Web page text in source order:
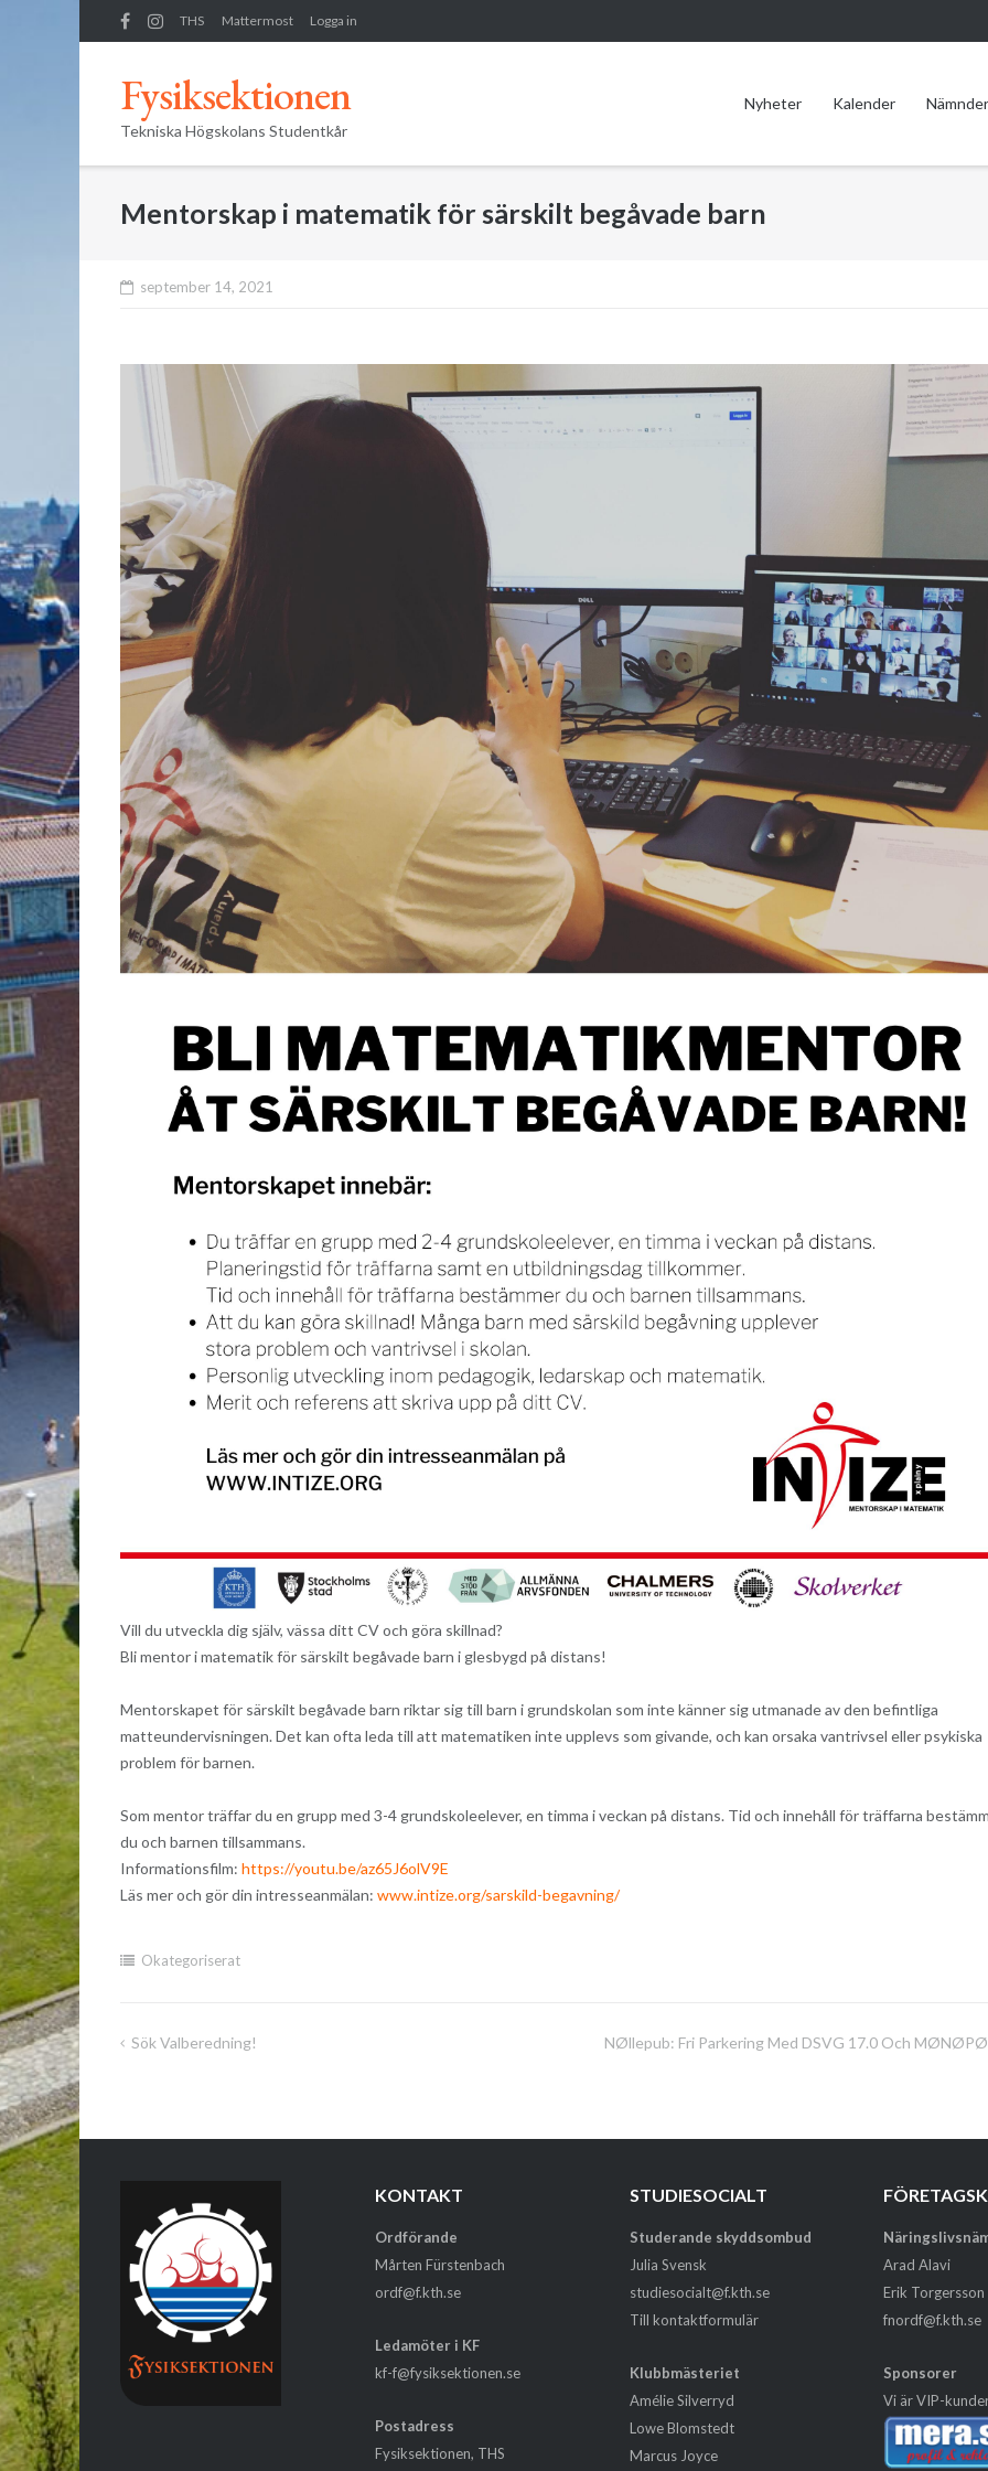
to
THS Mattermost Logga in
Fysiksektionen
Tekniska Högskolans Studentkår
Nyheter Kalender Nämnder
Mentorskap i matematik för särskilt begåvade barn
september 14, 2021
Vill du utveckla dig själv, vässa ditt CV och göra skillnad?
Bli mentor i matematik för särskilt begåvade barn i glesbygd på distans!
Mentorskapet för särskilt begåvade barn riktar sig till barn i grundskolan som inte känner sig utmanade av den befintliga
matteundervisningen. Det kan ofta leda till att matematiken inte upplevs som givande, och kan orsaka vantrivsel eller psykiska
problem för barnen.
Som mentor träffar du en grupp med 3-4 grundskoleelever, en timma i veckan på distans. Tid och innehåll för träffarna
du och barnen tillsammans.
Informationsfilm:https://youtu.be/az65J6olV9E
Läs mer och gör din intresseanmälan:www.intize.org/sarskild-begavning/
Okategoriserat
Inläggsnavigering
Sök Valberedning! NØllepub: Fri Parkering Med DSVG 17.0 Och
KONTAKT
Ordförande
Mårten Fürstenbach
ordf@f.kth.se
Ledamöter i KF
kf-f@fysiksektionen.se
Postadress
Fysiksektionen, THS
STUDIESOCIALT
Studerande skyddsombud
Julia Svensk
studiesocialt@f.kth.se
Till kontaktformulär
Klubbmästeriet
Amélie Silverryd
Lowe Blomstedt
Marcus Joyce
Arad Alavi
Erik Torgersson
fnordf@f.kth.se
Sponsorer
Vi är VIP-